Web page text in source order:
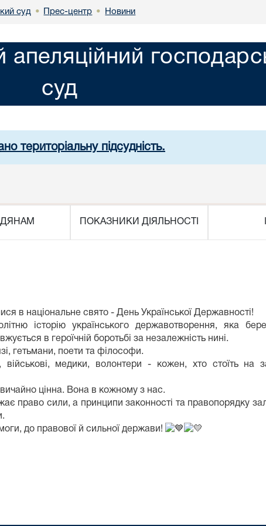
суд • Прес-центр • Новини
апеляційний
суд
територіальну підсудність.
ПОКАЗНИКИ ДІЯЛЬНОСТІ
в національне свято - День Української Державності!
історію українського державотворення, яка
в героїчній боротьбі за незалежність нині.
гетьмани, поети та філософи.
військові, медики, волонтери - кожен, хто стоїть на
цінна. Вона в кожному з нас.
право сили, а принципи законності та правопорядку
до правової й сильної держави!